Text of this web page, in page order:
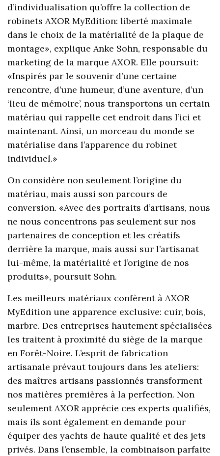
d’individualisation qu’offre la collection de
robinets AXOR MyEdition: liberté maximale
dans le choix de la matérialité de la plaque de
montage», explique Anke Sohn, responsable du
marketing de la marque AXOR. Elle poursuit:
«Inspirés par le souvenir d’une certaine
rencontre, d’une humeur, d’une aventure, d’un
‘lieu de mémoire’, nous transportons un certain
matériau qui rappelle cet endroit dans l’ici et
maintenant. Ainsi, un morceau du monde se
matérialise dans l’apparence du robinet
individuel.»
On considère non seulement l’origine du
matériau, mais aussi son parcours de
conversion. «Avec des portraits d’artisans, nous
ne nous concentrons pas seulement sur nos
partenaires de conception et les créatifs
derrière la marque, mais aussi sur l’artisanat
lui-même, la matérialité et l’origine de nos
produits», poursuit Sohn.
Les meilleurs matériaux confèrent à AXOR
MyEdition une apparence exclusive: cuir, bois,
marbre. Des entreprises hautement spécialisées
les traitent à proximité du siège de la marque
en Forêt-Noire. L’esprit de fabrication
artisanale prévaut toujours dans les ateliers:
des maîtres artisans passionnés transforment
nos matières premières à la perfection. Non
seulement AXOR apprécie ces experts qualifiés,
mais ils sont également en demande pour
équiper des yachts de haute qualité et des jets
privés. Dans l’ensemble, la combinaison parfaite